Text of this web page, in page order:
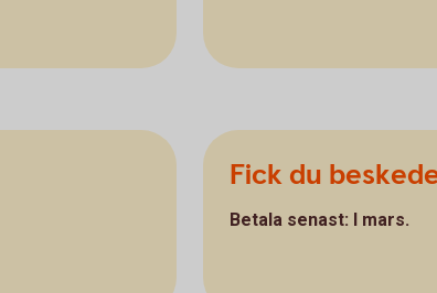
Fick du
Betala senast: I mars.